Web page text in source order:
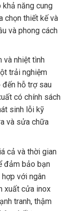
năng cung
chọn thiết kế và
và phong cách
và nhiệt tình
trải nghiệm
hỗ trợ sau
có chính sách
sinh lỗi kỹ
và sửa chữa
cả và thời gian
đảm bảo bạn
với ngân
xuất cửa inox
tranh, thậm